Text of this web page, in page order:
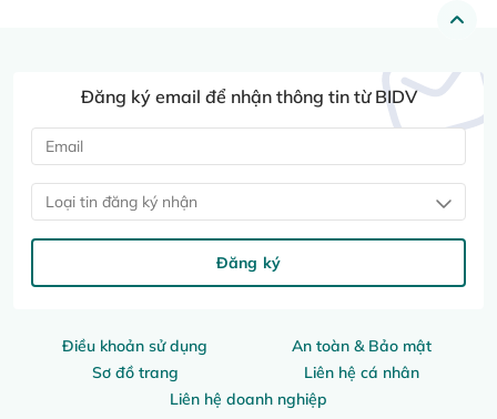
Điều khoản sử dụng
An toàn & Bảo mật
Sơ đồ trang
Liên hệ cá nhân
Liên hệ doanh nghiệp
Đăng ký email để nhận thông tin từ BIDV
Loại tin đăng ký nhận
Đăng ký